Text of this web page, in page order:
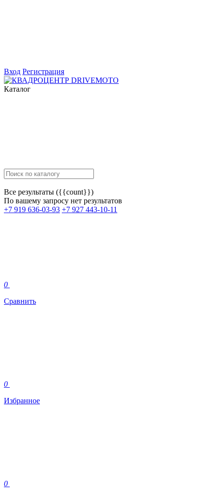
Вход Регистрация
Каталог
Все результаты ({{count}})
По вашему запросу нет результатов
+7 919 636-03-93 +7 927 443-10-11
0
Сравнить
0
Избранное
0